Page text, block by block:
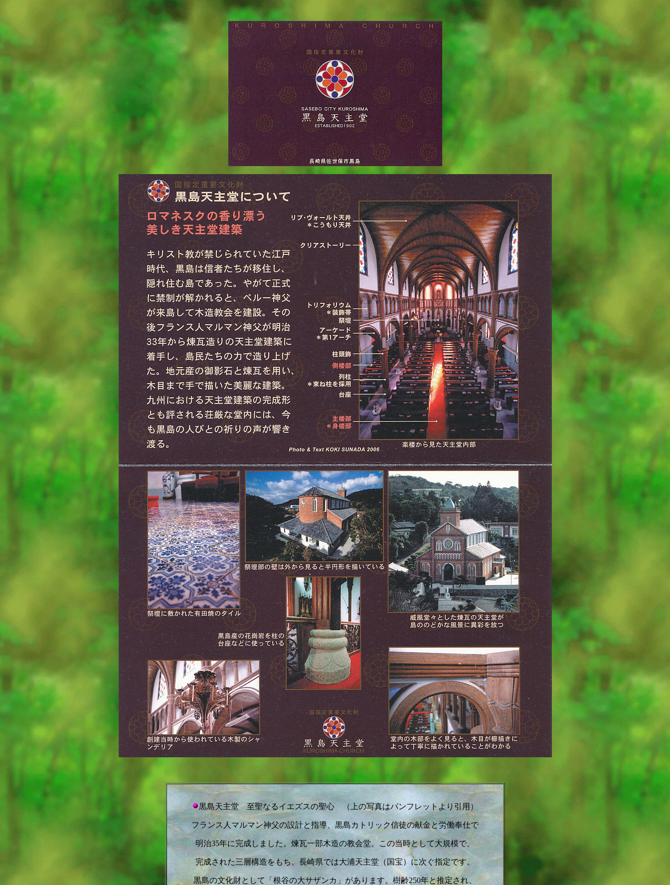
黒島天主堂 至聖なるイエズスの聖心 （上の写真はパンフレットより引用）
フランス人マルマン神父の設計と指導、黒島カトリック信徒の献金と労働奉仕で
明治35年に完成しました。煉瓦一部木造の教会堂。この当時として大規模で、
完成された三層構造をもち、長崎県では大浦天主堂（国宝）に次ぐ指定です。
黒島の文化財として「根谷の大サザンカ」があります。樹齢250年と推定され、